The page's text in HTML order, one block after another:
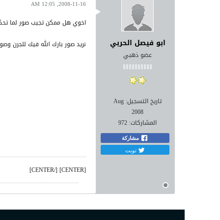
ابو فيصل الحربي
عضو ذهبي
تاريخ التسجيل: Aug
2008
المشاركات: 972
مشاركة
تويت
2008-11-16, 12:05 AM
اخوي هل ممكن تجيب صور لما
نريد صور بارك الله فيك للجرن
[CENTER] [/CENTER]